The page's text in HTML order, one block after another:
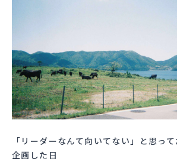
「リーダーなんて向いてない」と思っ
企画した日